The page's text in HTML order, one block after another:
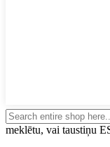
meklētu, vai taustiņu